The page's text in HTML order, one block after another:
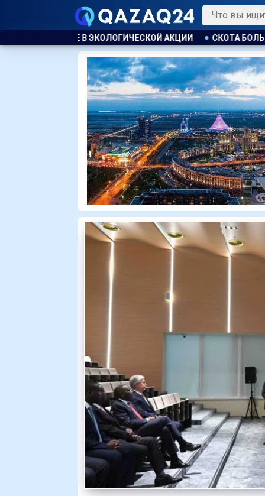
СКОТА БОЛЬШЕ, А МЯСО ДОРОЖЕ. ПОЧЕМУ В